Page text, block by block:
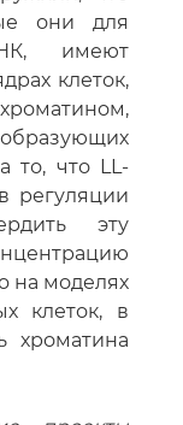
они для
имеют
клеток,
то, что LL-
регуляции
эту
на моделях
клеток, в
хроматина
проекты